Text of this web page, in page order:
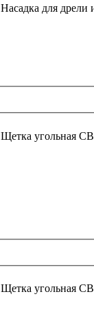
Насадка для